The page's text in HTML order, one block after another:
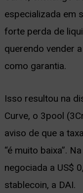
especializada em
forte perda de
querendo vender
como garantia.
Isso resultou na
Curve, o 3pool
aviso de que a
“é muito baixa”.
negociada a US$
stablecoin, a DAI.